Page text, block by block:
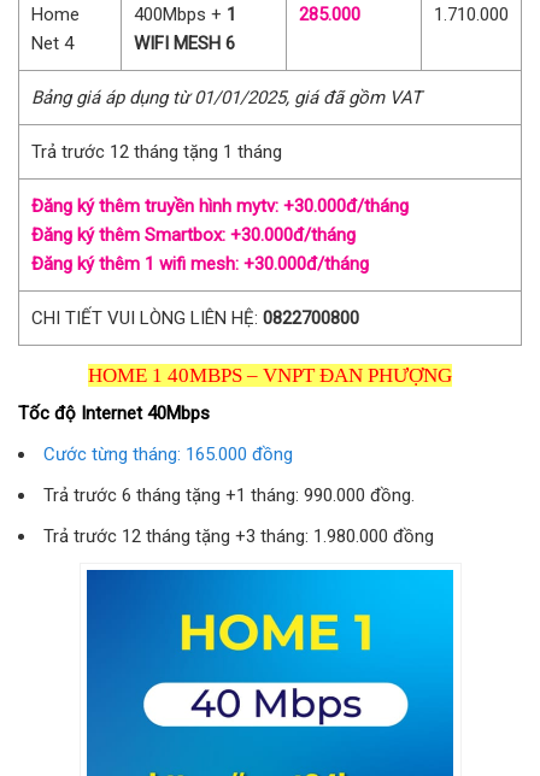
Home
Net 4
400Mbps + 1
WIFI MESH 6
285.000 1.710.000
Bảng giá áp dụng từ 01/01/2025, giá đã gồm VAT
Trả trước 12 tháng tặng 1 tháng
Đăng ký thêm truyền hình mytv: +30.000đ/tháng
Đăng ký thêm Smartbox: +30.000đ/tháng
Đăng ký thêm 1 wifi mesh: +30.000đ/tháng
CHI TIẾT VUI LÒNG LIÊN HỆ: 0822700800
HOME 1 40MBPS – VNPT ĐAN PHƯỢNG
Tốc độ Internet 40Mbps
Cước từng tháng: 165.000 đồng
Trả trước 6 tháng tặng +1 tháng: 990.000 đồng.
Trả trước 12 tháng tặng +3 tháng: 1.980.000 đồng